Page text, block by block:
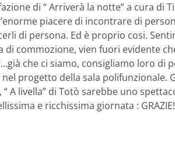
di “ Arriverà la notte” a cura di
piacere di incontrare di
di persona. Ed è proprio cosi.
di commozione, vien fuori evidente
che ci siamo, consigliamo loro di
progetto della sala polifunzionale.
“ A livella” di Totò sarebbe uno
e ricchissima giornata : GRAZIE!